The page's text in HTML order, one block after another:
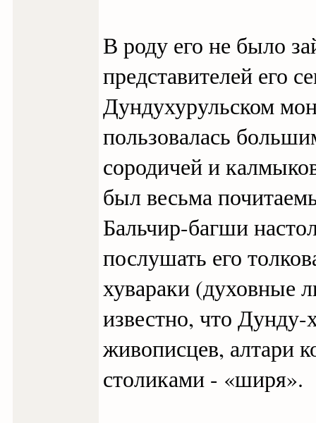
В роду его не было
представителей его
Дундухурульском
пользовалась
сородичей и
был весьма
Бальчир-багши
послушать его
хувараки (духовные
известно, что
живописцев, алтари
столиками - «ширя».